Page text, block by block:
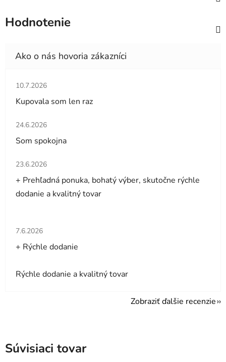
Hodnotenie
Hodnotenie obchodu je 5 z 5 hviezdičiek.
10.7.2026
Kupovala som len raz
Hodnotenie obchodu je 5 z 5 hviezdičiek.
24.6.2026
Som spokojna
Hodnotenie obchodu je 5 z 5 hviezdičiek.
23.6.2026
+ Prehľadná ponuka, bohatý výber, skutočne rýchle
dodanie a kvalitný tovar
Hodnotenie obchodu je 5 z 5 hviezdičiek.
7.6.2026
+ Rýchle dodanie
Rýchle dodanie a kvalitný tovar
Zobraziť ďalšie recenzie
Súvisiaci tovar